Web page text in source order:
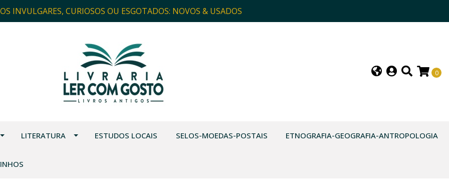
INVULGARES, CURIOSOS OU ESGOTADOS: NOVOS & USADOS
0
LITERATURA ESTUDOS LOCAIS SELOS-MOEDAS-POSTAIS ETNOGRAFIA-GEOGRAFIA-ANTROPOLOGIA